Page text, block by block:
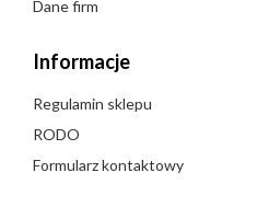
Dane firm
Informacje
Regulamin sklepu
RODO
Formularz kontaktowy